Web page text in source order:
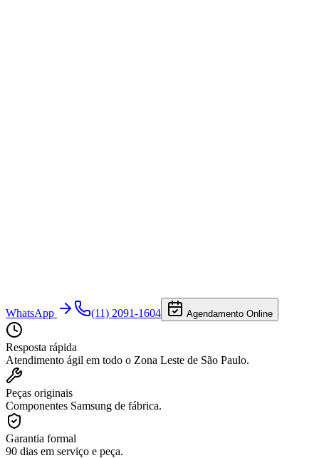
WhatsApp (11) 2091-1604 Agendamento Online
Resposta rápida
Atendimento ágil em todo o Zona Leste de São Paulo.
Peças originais
Componentes Samsung de fábrica.
Garantia formal
90 dias em serviço e peça.